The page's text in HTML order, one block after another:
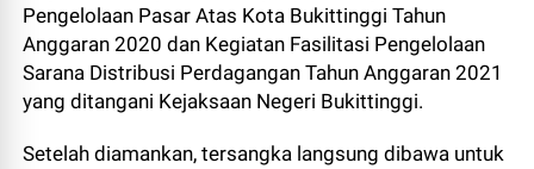
Pengelolaan Pasar Atas Kota Bukittinggi Tahun
Anggaran 2020 dan Kegiatan Fasilitasi Pengelolaan
Sarana Distribusi Perdagangan Tahun Anggaran 2021
yang ditangani Kejaksaan Negeri Bukittinggi.
Setelah diamankan, tersangka langsung dibawa untuk